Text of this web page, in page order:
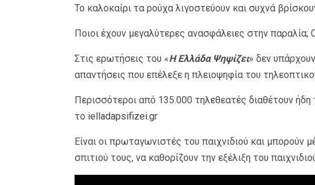
Το καλοκαίρι τα ρούχα λιγοστεύουν και συχνά
Ποιοι έχουν μεγαλύτερες ανασφάλειες στην παραλία;
Στις ερωτήσεις του «Η Ελλάδα Ψηψίζει» δεν
απαντήσεις που επέλεξε η πλειοψηφία του
Περισσότεροι από 135.000 τηλεθεατές διαθέτουν
το ielladapsifizei.gr
Είναι οι πρωταγωνιστές του παιχνιδιού και
σπιτιού τους, να καθορίζουν την εξέλιξη του